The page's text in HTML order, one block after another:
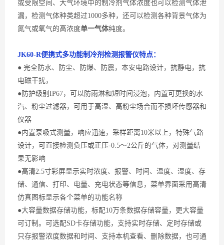
或受限空间、大气环境中的制冷剂 气体浓度也可以检测气体泄
漏，检测气体种类超过1000多种，还可以检测各种背景气体为
氮气或氧气的高浓度单一气体纯度。
JK60-R便携式多功能制冷剂 检测报警仪特点：
● 完全防水、防尘、防爆、防震，本安电路设计，抗静电，抗
电磁干扰，
●防护级别IP67，可以防雨淋和短时间浸泡，内置可更换的水
汽、粉尘过滤器，可用于高湿、高粉尘场合而不损坏传感器和
仪器
●内置泵吸式测量，响应迅速，采样距离10米以上，特殊气路
设计，可直接检测负压或正压-0.5～2公斤的气体，对测量结
果无影响
●高清2.5寸彩屏显示实时浓度、报警、时间、温度、湿度、存
储、通信、打印、电量、充电状态等信息，菜单界面采用高清
仿真图标显示各个菜单的功能名称
●大容量数据存储功能，标配10万条数据存储容量，更大容量
可订制。可选配SD卡存储功能，支持实时存储、定时存储或
只存报警浓度数据和时间、支持本机查看、删除数据，也可通